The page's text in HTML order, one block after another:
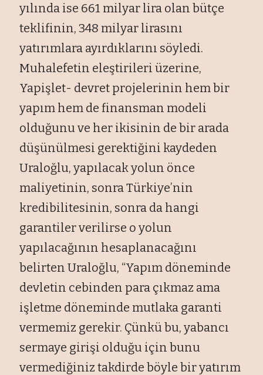
yılında ise 661 milyar lira olan bütçe
teklifinin, 348 milyar lirasını
yatırımlara ayırdıklarını söyledi.
Muhalefetin eleştirileri üzerine,
Yapişlet- devret projelerinin hem bir
yapım hem de finansman modeli
olduğunu ve her ikisinin de bir arada
düşünülmesi gerektiğini kaydeden
Uraloğlu, yapılacak yolun önce
maliyetinin, sonra Türkiye’nin
kredibilitesinin, sonra da hangi
garantiler verilirse o yolun
yapılacağının hesaplanacağını
belirten Uraloğlu, “Yapım döneminde
devletin cebinden para çıkmaz ama
işletme döneminde mutlaka garanti
vermemiz gerekir. Çünkü bu, yabancı
sermaye girişi olduğu için bunu
vermediğiniz takdirde böyle bir yatırım